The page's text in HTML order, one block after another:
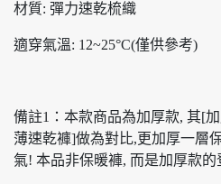
材質: 彈力速乾梳織
適穿氣溫: 12~25°C(僅供參考)
備註1：本款商品為加厚款, 其[
薄速乾褲]做為對比,更加厚一層
氣! 本品非保暖褲, 而是加厚款